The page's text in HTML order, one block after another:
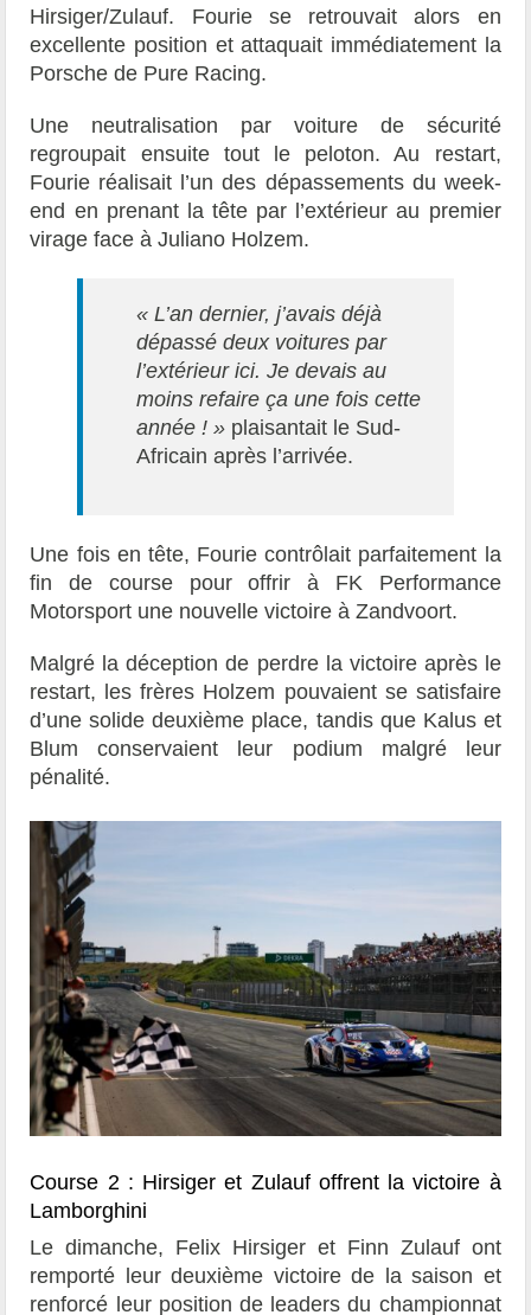
Hirsiger/Zulauf. Fourie se retrouvait alors en
excellente position et attaquait immédiatement la
Porsche de Pure Racing.
Une neutralisation par voiture de sécurité
regroupait ensuite tout le peloton. Au restart,
Fourie réalisait l’un des dépassements du week-
end en prenant la tête par l’extérieur au premier
virage face à Juliano Holzem.
« L’an dernier, j’avais déjà
dépassé deux voitures par
l’extérieur ici. Je devais au
moins refaire ça une fois cette
année ! » plaisantait le Sud-
Africain après l’arrivée.
Une fois en tête, Fourie contrôlait parfaitement la
fin de course pour offrir à FK Performance
Motorsport une nouvelle victoire à Zandvoort.
Malgré la déception de perdre la victoire après le
restart, les frères Holzem pouvaient se satisfaire
d’une solide deuxième place, tandis que Kalus et
Blum conservaient leur podium malgré leur
pénalité.
Course 2 : Hirsiger et Zulauf offrent la victoire à
Lamborghini
Le dimanche, Felix Hirsiger et Finn Zulauf ont
remporté leur deuxième victoire de la saison et
renforcé leur position de leaders du championnat